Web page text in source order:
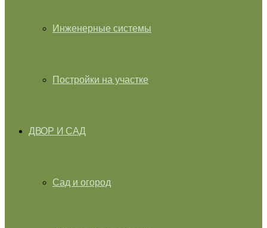
Инженерные системы
Постройки на участке
ДВОР И САД
Сад и огород